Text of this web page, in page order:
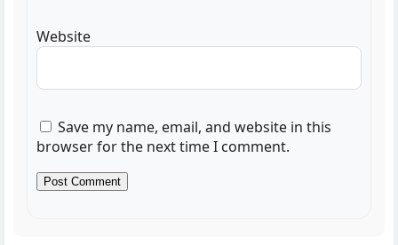
Website
Save my name, email, and website in this
browser for the next time I comment.